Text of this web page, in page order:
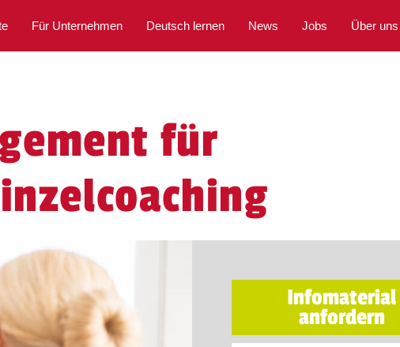
Für Unternehmen Deutsch lernen News Jobs Über uns
für
Infomaterial
anfordern